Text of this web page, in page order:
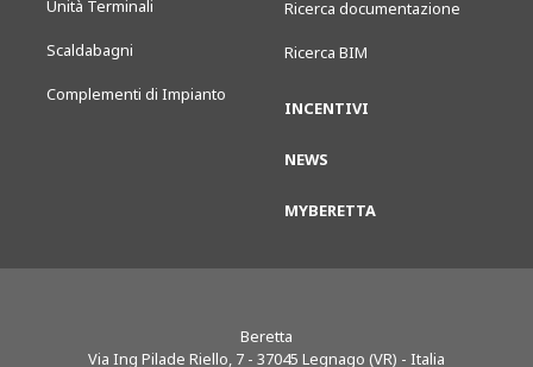
Unità Terminali
Scaldabagni
Complementi di Impianto
Ricerca documentazione
Ricerca BIM
INCENTIVI
NEWS
MYBERETTA
Beretta
Via Ing Pilade Riello, 7 - 37045 Legnago (VR) - Italia